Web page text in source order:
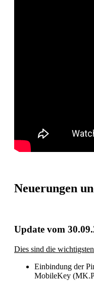
Neuerungen
Update vom
Dies sind die
Einbindung der
MobileKey